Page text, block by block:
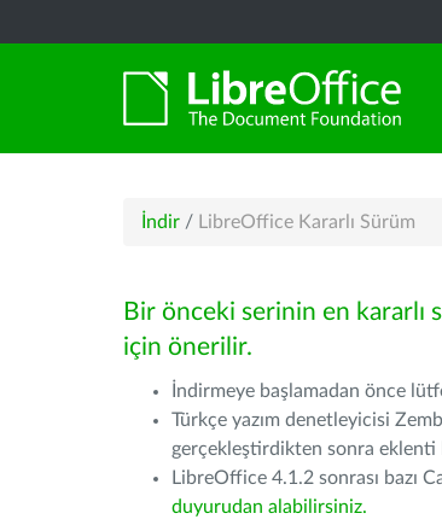
İndir / LibreOffice Kararlı Sürüm
Bir önceki serinin en kararlı
için önerilir.
İndirmeye başlamadan önce
Türkçe yazım denetleyicisi
gerçekleştirdikten sonra
LibreOffice 4.1.2 sonrası bazı
duyurudan alabilirsiniz.